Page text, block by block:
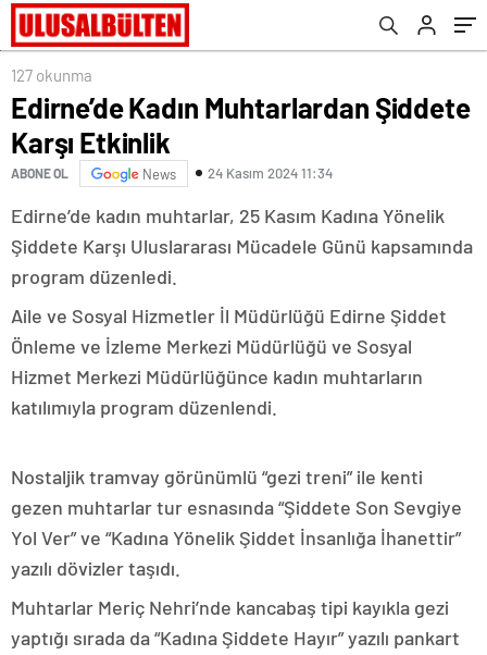
127 okunma
Edirne’de Kadın Muhtarlardan Şiddete
Karşı Etkinlik
ABONE OL News 24 Kasım 2024 11:34
Edirne’de kadın muhtarlar, 25 Kasım Kadına Yönelik
Şiddete Karşı Uluslararası Mücadele Günü kapsamında
program düzenledi.
Aile ve Sosyal Hizmetler İl Müdürlüğü Edirne Şiddet
Önleme ve İzleme Merkezi Müdürlüğü ve Sosyal
Hizmet Merkezi Müdürlüğünce kadın muhtarların
katılımıyla program düzenlendi.
Nostaljik tramvay görünümlü “gezi treni” ile kenti
gezen muhtarlar tur esnasında “Şiddete Son Sevgiye
Yol Ver” ve “Kadına Yönelik Şiddet İnsanlığa İhanettir”
yazılı dövizler taşıdı.
Muhtarlar Meriç Nehri’nde kancabaş tipi kayıkla gezi
yaptığı sırada da “Kadına Şiddete Hayır” yazılı pankart